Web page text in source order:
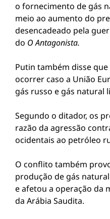
o fornecimento de gás
meio ao aumento do
desencadeado pela
do O Antagonista.
Putin também disse
ocorrer caso a União
gás russo e gás natural
Segundo o ditador, os
razão da agressão
ocidentais ao petróleo
O conflito também
produção de gás
e afetou a operação da
da Arábia Saudita.